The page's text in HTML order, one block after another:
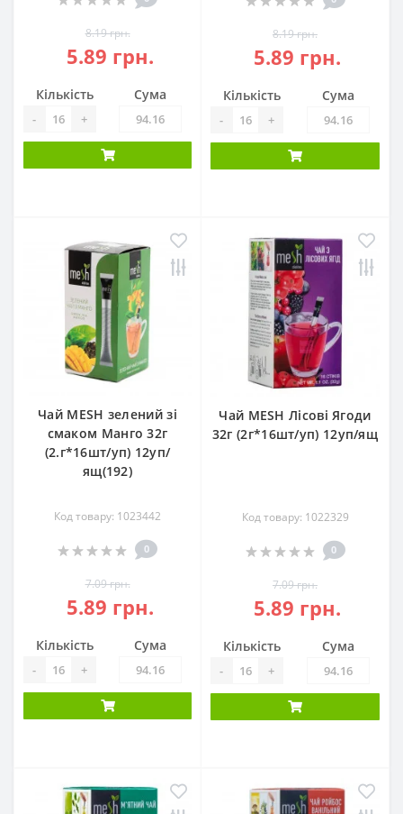
8.19 грн.
5.89 грн.
Кількість
- +
Сума
8.19 грн.
5.89 грн.
Кількість
- +
Сума
Чай MESH зелений зі
смаком Манго 32г
(2.г*16шт/уп) 12уп/
ящ(192)
Код товару: 1023442
0
7.09 грн.
5.89 грн.
Кількість
- +
Сума
Чай MESH Лісові Ягоди
32г (2г*16шт/уп) 12уп/ящ
Код товару: 1022329
0
7.09 грн.
5.89 грн.
Кількість
- +
Сума